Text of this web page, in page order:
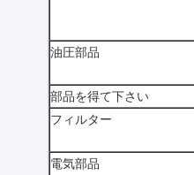
油圧部品
部品を得て下さい
フィルター
電気部品